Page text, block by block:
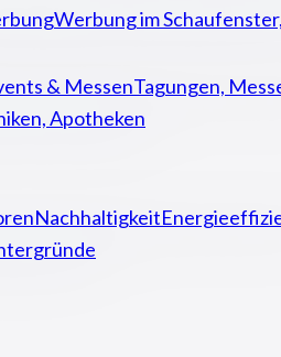
Werbung im
& MessenTagungen,
Apotheken
Nachhaltigkeit